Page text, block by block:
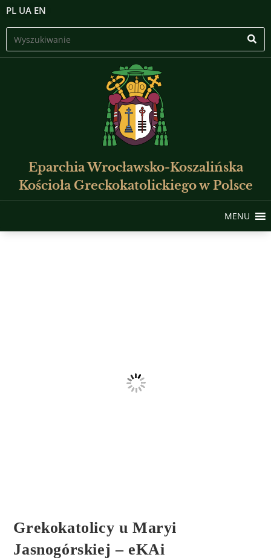
PL UA EN
Eparchia Wrocławsko-Koszalińska
Kościoła Greckokatolickiego w Polsce
MENU
Grekokatolicy u Maryi
Jasnogórskiej – eKAi